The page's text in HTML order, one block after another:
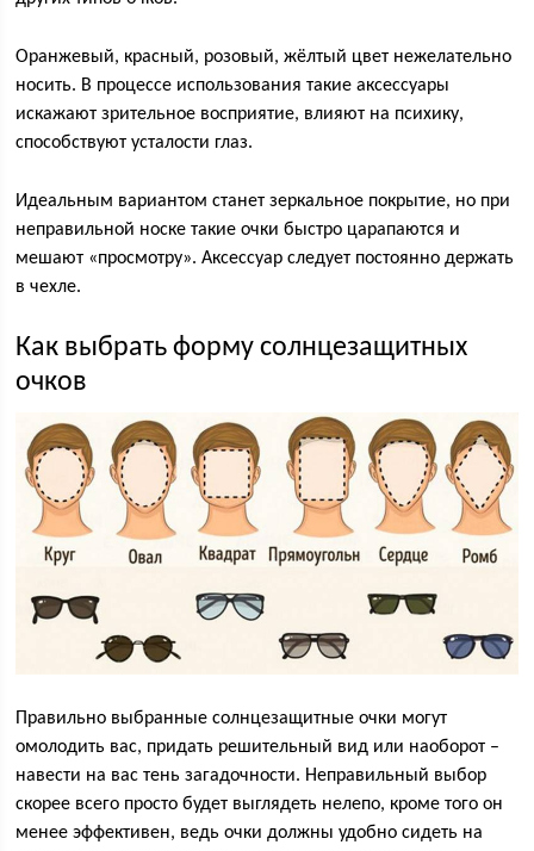
Оранжевый, красный, розовый, жёлтый цвет нежелательно
носить. В процессе использования такие аксессуары
искажают зрительное восприятие, влияют на психику,
способствуют усталости глаз.
Идеальным вариантом станет зеркальное покрытие, но при
неправильной носке такие очки быстро царапаются и
мешают «просмотру». Аксессуар следует постоянно держать
в чехле.
Как выбрать форму солнцезащитных
очков
Правильно выбранные солнцезащитные очки могут
омолодить вас, придать решительный вид или наоборот –
навести на вас тень загадочности. Неправильный выбор
скорее всего просто будет выглядеть нелепо, кроме того он
менее эффективен, ведь очки должны удобно сидеть на